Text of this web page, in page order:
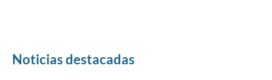
Noticias destacadas